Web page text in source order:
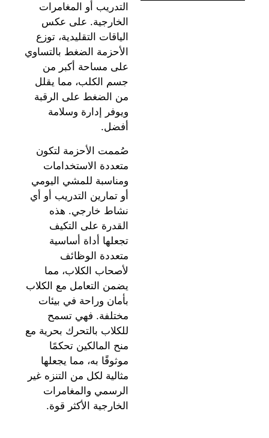
التدريب أو المغامرات
الخارجية. على عكس
الياقات التقليدية، توزع
الأحزمة الضغط بالتساوي
على مساحة أكبر من
جسم الكلب، مما يقلل
من الضغط على الرقبة
ويوفر إدارة وسلامة
أفضل.
صُممت الأحزمة لتكون
متعددة الاستخدامات
ومناسبة للمشي اليومي
أو تمارين التدريب أو أي
نشاط خارجي. هذه
القدرة على التكيف
تجعلها أداة أساسية
متعددة الوظائف
لأصحاب الكلاب، مما
يضمن التعامل مع الكلاب
بأمان وراحة في بيئات
مختلفة. فهي تسمح
للكلاب بالتحرك بحرية مع
منح المالكين تحكمًا
موثوقًا به، مما يجعلها
مثالية لكل من التنزه غير
الرسمي والمغامرات
الخارجية الأكثر قوة.